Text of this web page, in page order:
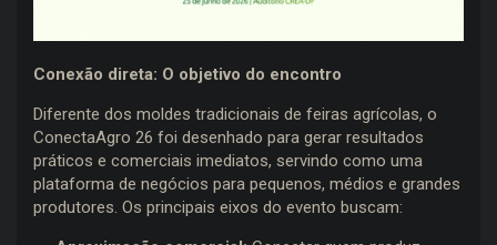
Conexão direta: O objetivo do encontro
Diferente dos moldes tradicionais de feiras agrícolas, o
ConectaAgro 26 foi desenhado para gerar resultados
práticos e comerciais imediatos, servindo como uma
plataforma de negócios para pequenos, médios e grandes
produtores. Os principais eixos do evento buscam: